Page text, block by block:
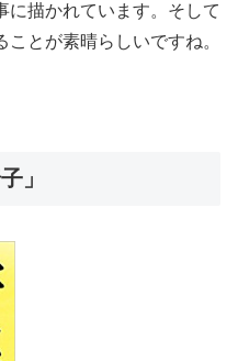
に描かれています。そして
とが素晴らしいですね。
」